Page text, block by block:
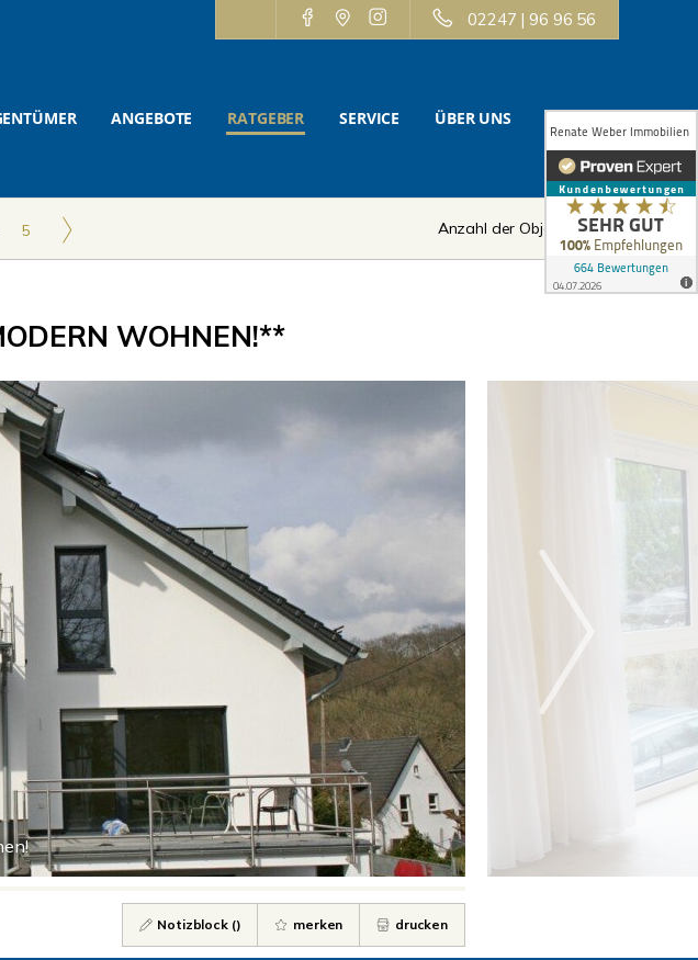
02247 | 96 96 56
ANGEBOTE RATGEBER SERVICE ÜBER UNS KONTAKT
5 Anzahl der Objekte:2 | 12
WOHNEN!**
Notizblock () merken drucken